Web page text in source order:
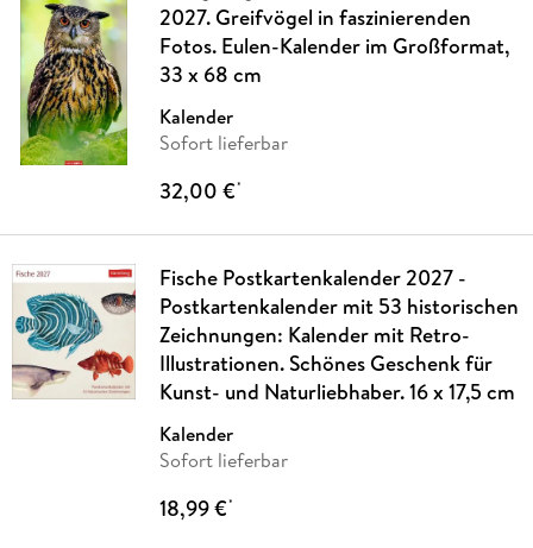
2027. Greifvögel in faszinierenden
Fotos. Eulen-Kalender im Großformat,
33 x 68 cm
Kalender
Sofort lieferbar
32,00 €*
Fische Postkartenkalender 2027 -
Postkartenkalender mit 53 historischen
Zeichnungen: Kalender mit Retro-
Illustrationen. Schönes Geschenk für
Kunst- und Naturliebhaber. 16 x 17,5 cm
Kalender
Sofort lieferbar
18,99 €*